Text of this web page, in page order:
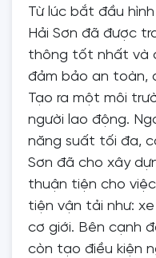
Từ lúc bắt đầu
Hải Sơn đã được
thông tốt nhất và
đảm bảo an toàn,
Tạo ra một môi
người lao động.
năng suất tối đa,
Sơn đã cho xây
thuận tiện cho
tiện vận tải như:
cơ giới. Bên cạnh
còn tạo điều kiện